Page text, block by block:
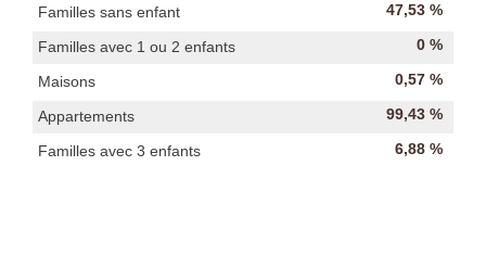
Familles sans enfant 47,53 %
Familles avec 1 ou 2 enfants 0 %
Maisons 0,57 %
Appartements 99,43 %
Familles avec 3 enfants 6,88 %